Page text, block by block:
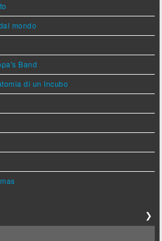
mondo
Band
di un Incubo
❯